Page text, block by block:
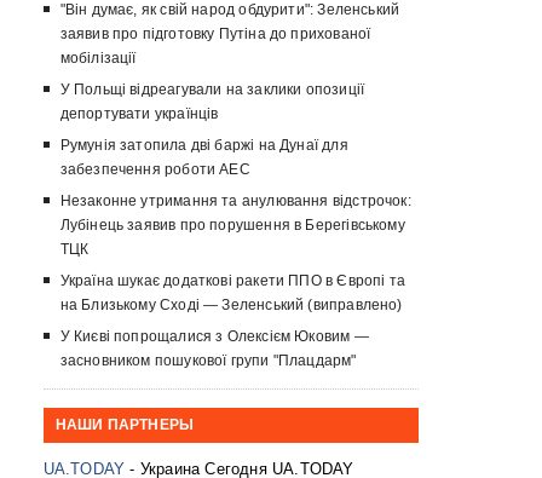
"Він думає, як свій народ обдурити": Зеленський
заявив про підготовку Путіна до прихованої
мобілізації
У Польщі відреагували на заклики опозиції
депортувати українців
Румунія затопила дві баржі на Дунаї для
забезпечення роботи АЕС
Незаконне утримання та анулювання відстрочок:
Лубінець заявив про порушення в Берегівському
ТЦК
Україна шукає додаткові ракети ППО в Європі та
на Близькому Сході — Зеленський (виправлено)
У Києві попрощалися з Олексієм Юковим —
засновником пошукової групи "Плацдарм"
НАШИ ПАРТНЕРЫ
UA.TODAY - Украина Сегодня UA.TODAY